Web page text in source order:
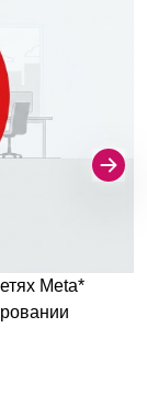
Meta*